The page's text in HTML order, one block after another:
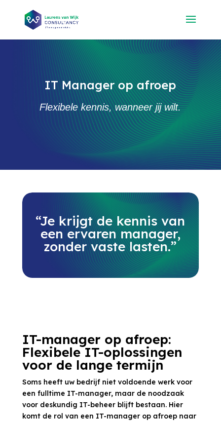
IT Manager op afroep
Flexibele kennis, wanneer jij wilt.
“Je krijgt de kennis van
een ervaren manager,
zonder vaste lasten.”
IT-manager op afroep:
Flexibele IT-oplossingen
voor de lange termijn
Soms heeft uw bedrijf niet voldoende werk voor
een fulltime IT-manager, maar de noodzaak
voor deskundig IT-beheer blijft bestaan. Hier
komt de rol van een IT-manager op afroep naar